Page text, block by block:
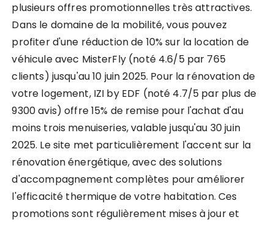
plusieurs offres promotionnelles très attractives.
Dans le domaine de la mobilité, vous pouvez
profiter d'une réduction de 10% sur la location de
véhicule avec MisterFly (noté 4.6/5 par 765
clients) jusqu'au 10 juin 2025. Pour la rénovation de
votre logement, IZI by EDF (noté 4.7/5 par plus de
9300 avis) offre 15% de remise pour l'achat d'au
moins trois menuiseries, valable jusqu'au 30 juin
2025. Le site met particulièrement l'accent sur la
rénovation énergétique, avec des solutions
d'accompagnement complètes pour améliorer
l'efficacité thermique de votre habitation. Ces
promotions sont régulièrement mises à jour et